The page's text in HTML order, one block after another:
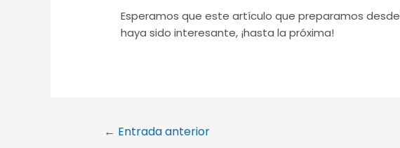
Esperamos que este artículo que preparamos desde
haya sido interesante, ¡hasta la próxima!
← Entrada anterior